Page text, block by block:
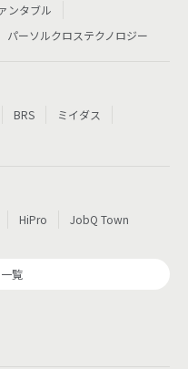
ンタブル
パーソルクロステクノロジー
BRS
ミイダス
HiPro JobQ Town
覧